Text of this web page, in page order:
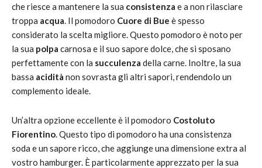
che riesce a mantenere la sua consistenza e a non rilasciare
troppa acqua. Il pomodoro Cuore di Bue è spesso
considerato la scelta migliore. Questo pomodoro è noto per
la sua polpa carnosa e il suo sapore dolce, che si sposano
perfettamente con la succulenza della carne. Inoltre, la sua
bassa acidità non sovrasta gli altri sapori, rendendolo un
complemento ideale.
Un’altra opzione eccellente è il pomodoro Costoluto
Fiorentino. Questo tipo di pomodoro ha una consistenza
soda e un sapore ricco, che aggiunge una dimensione extra al
vostro hamburger. È particolarmente apprezzato per la sua